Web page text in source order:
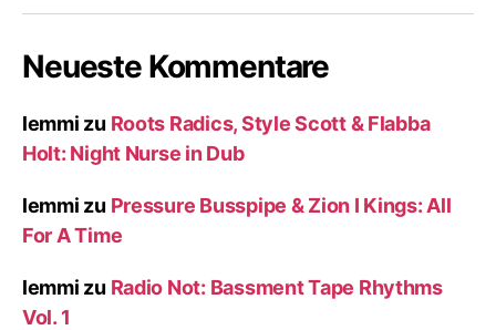
Neueste Kommentare
lemmi zu Roots Radics, Style Scott & Flabba
Holt: Night Nurse in Dub
lemmi zu Pressure Busspipe & Zion I Kings: All
For A Time
lemmi zu Radio Not: Bassment Tape Rhythms
Vol. 1